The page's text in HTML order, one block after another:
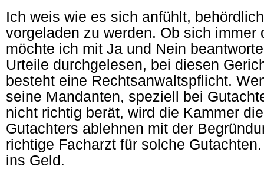
Ich weis wie es sich anfühlt,
vorgeladen zu werden. Ob sich immer
möchte ich mit Ja und Nein
Urteile durchgelesen, bei diesen
besteht eine Rechtsanwaltspflicht.
seine Mandanten, speziell bei
nicht richtig berät, wird die Kammer
Gutachters ablehnen mit der
richtige Facharzt für solche
ins Geld.